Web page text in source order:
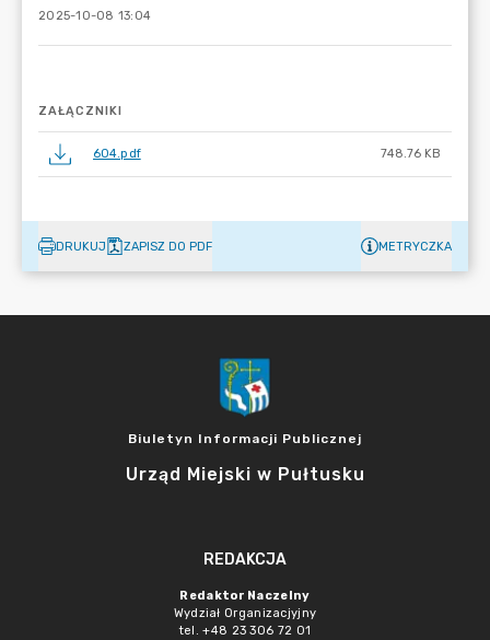
2025-10-08 13:04
ZAŁĄCZNIKI
604.pdf 748.76 KB
DRUKUJ ZAPISZ DO PDF METRYCZKA
Biuletyn Informacji Publicznej
Urząd Miejski w Pułtusku
REDAKCJA
Redaktor Naczelny
Wydział Organizacjyjny
tel. +48 23 306 72 01